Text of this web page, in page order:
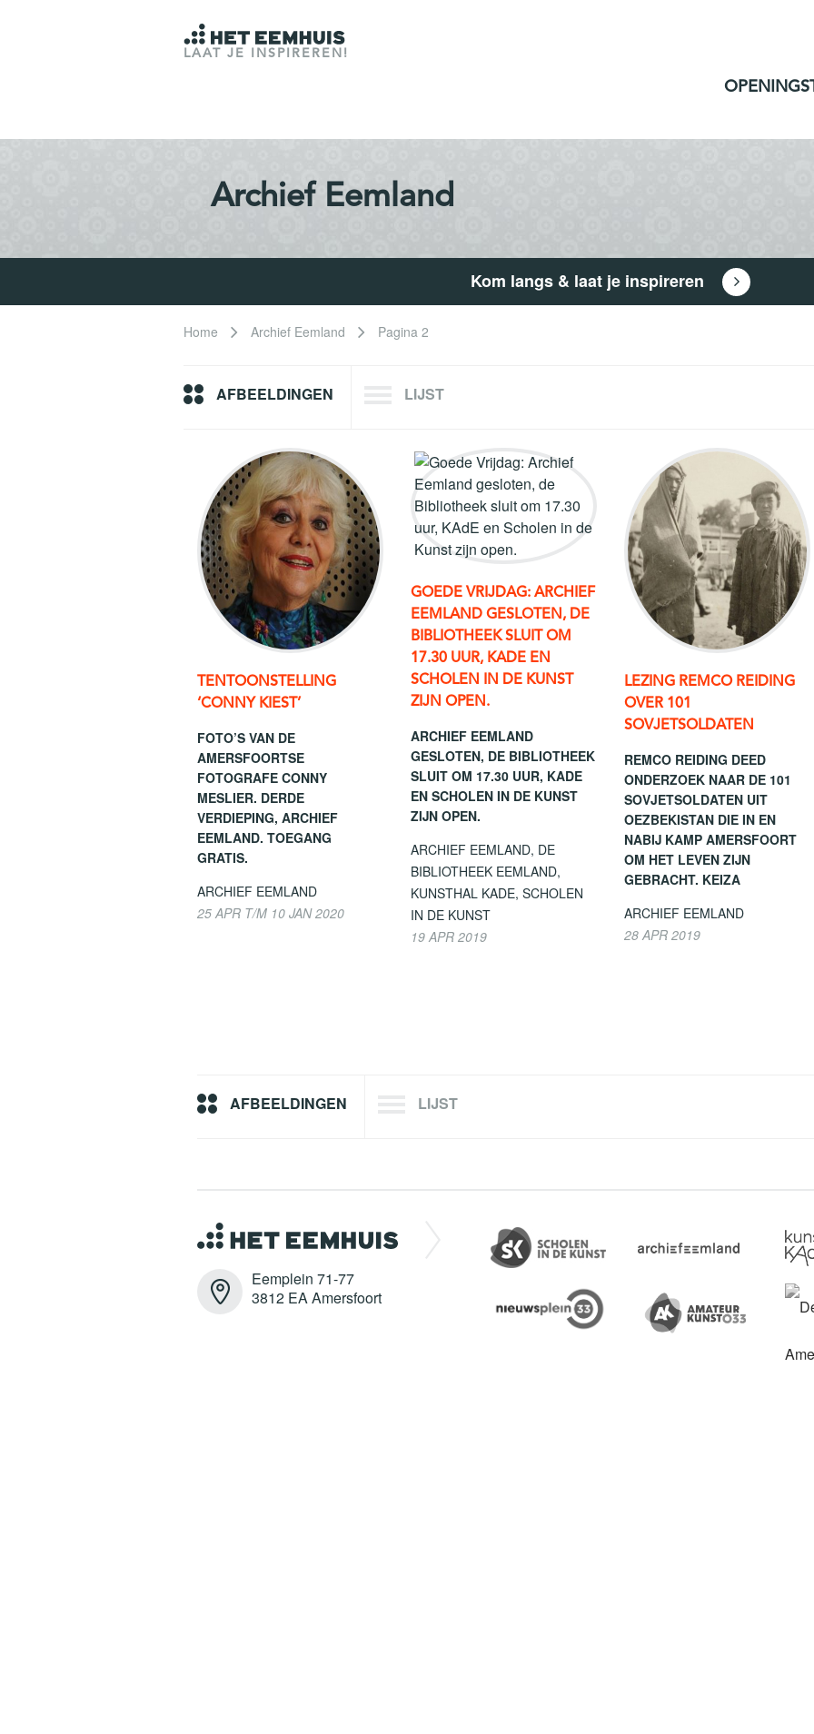
LAAT JE INSPIREREN!
Archief Eemland
Kom langs & laat je inspireren
Home Archief Eemland Pagina 2
AFBEELDINGEN LIJST
TENTOONSTELLING
‘CONNY KIEST’
FOTO’S VAN DE
AMERSFOORTSE
FOTOGRAFE CONNY
MESLIER. DERDE
VERDIEPING, ARCHIEF
EEMLAND. TOEGANG
GRATIS.
ARCHIEF EEMLAND
25 APR T/M 10 JAN 2020
GOEDE VRIJDAG: ARCHIEF
EEMLAND GESLOTEN, DE
BIBLIOTHEEK SLUIT OM
17.30 UUR, KADE EN
SCHOLEN IN DE KUNST
ZIJN OPEN.
ARCHIEF EEMLAND
GESLOTEN, DE BIBLIOTHEEK
SLUIT OM 17.30 UUR, KADE
EN SCHOLEN IN DE KUNST
ZIJN OPEN.
ARCHIEF EEMLAND, DE
BIBLIOTHEEK EEMLAND,
KUNSTHAL KADE, SCHOLEN
IN DE KUNST
19 APR 2019
LEZING REMCO REIDING
OVER 101
SOVJETSOLDATEN
REMCO REIDING DEED
ONDERZOEK NAAR DE 101
SOVJETSOLDATEN UIT
OEZBEKISTAN DIE IN EN
NABIJ KAMP AMERSFOORT
OM HET LEVEN ZIJN
GEBRACHT. KEIZA
ARCHIEF EEMLAND
28 APR 2019
AFBEELDINGEN LIJST
Eemplein 71-77
3812 EA Amersfoort